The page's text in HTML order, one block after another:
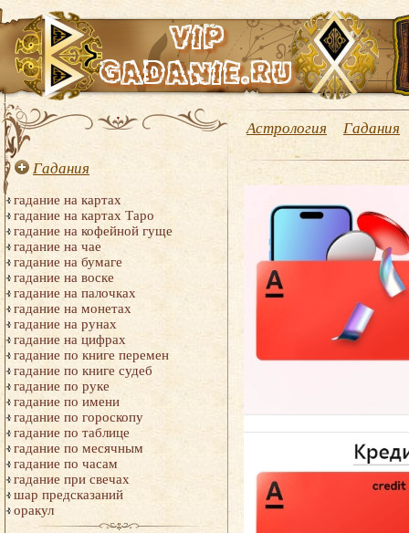
Гадания
гадание на картах
гадание на картах Таро
гадание на кофейной гуще
гадание на чае
гадание на бумаге
гадание на воске
гадание на палочках
гадание на монетах
гадание на рунах
гадание на цифрах
гадание по книге перемен
гадание по книге судеб
гадание по руке
гадание по имени
гадание по гороскопу
гадание по таблице
гадание по месячным
гадание по часам
гадание при свечах
шар предсказаний
оракул
Астрология Гадания